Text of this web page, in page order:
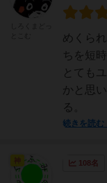
めくら
ちを短
とても
かと思
る。
続きを読む
108名